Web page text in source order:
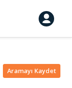
Aramayı Kaydet